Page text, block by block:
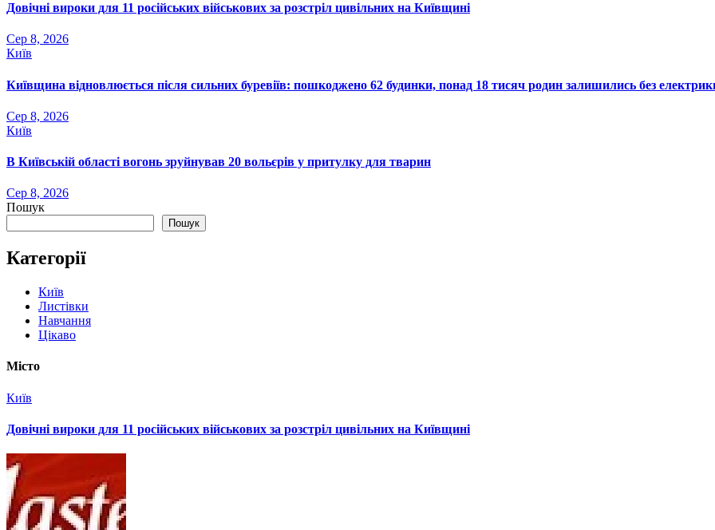
Довічні вироки для 11 російських військових за розстріл цивільних на Київщині
Сер 8, 2026
Київ
Київщина відновлюється після сильних буревіїв: пошкоджено 62 будинки, понад 18 тисяч родин залишились без
Сер 8, 2026
Київ
В Київській області вогонь зруйнував 20 вольєрів у притулку для тварин
Сер 8, 2026
Пошук
Пошук
Категорії
Київ
Листівки
Навчання
Цікаво
Місто
Київ
Довічні вироки для 11 російських військових за розстріл цивільних на Київщині